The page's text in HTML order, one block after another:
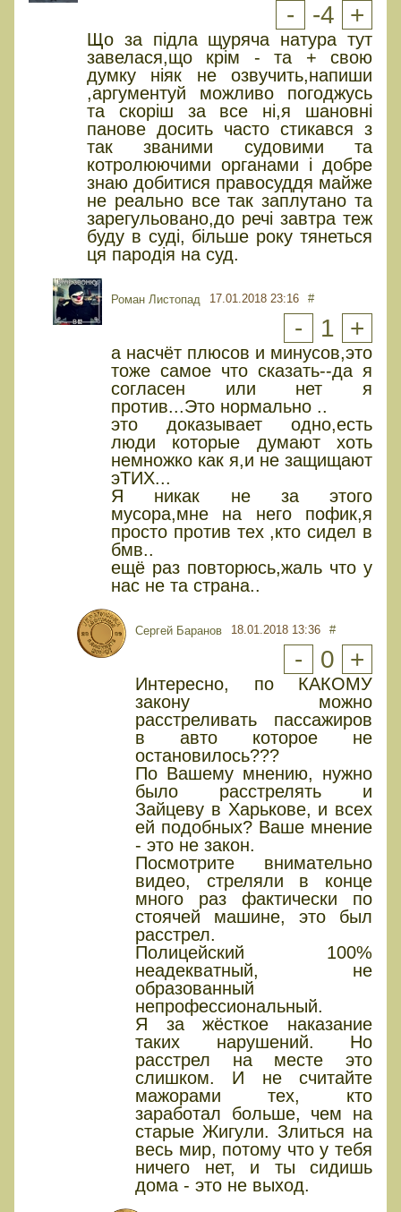
- -4 +
Що за підла щуряча натура тут
завелася,що крім - та + свою
думку ніяк не озвучить,напиши
,аргументуй можливо погоджусь
та скоріш за все ні,я шановні
панове досить часто стикався з
так званими судовими та
котролюючими органами і добре
знаю добитися правосуддя майже
не реально все так заплутано та
зарегульовано,до речі завтра теж
буду в суді, більше року тянеться
ця пародія на суд.
Роман Листопад 17.01.2018 23:16 #
- 1 +
а насчёт плюсов и минусов,это
тоже самое что сказать--да я
согласен или нет я
против...Это нормально ..
это доказывает одно,есть
люди которые думают хоть
немножко как я,и не защищают
эТИХ...
Я никак не за этого
мусора,мне на него пофик,я
просто против тех ,кто сидел в
бмв..
ещё раз повторюсь,жаль что у
нас не та страна..
Сергей Баранов 18.01.2018 13:36 #
- 0 +
Интересно, по КАКОМУ
закону можно
расстреливать пассажиров
в авто которое не
остановилось???
По Вашему мнению, нужно
было расстрелять и
Зайцеву в Харькове, и всех
ей подобных? Ваше мнение
- это не закон.
Посмотрите внимательно
видео, стреляли в конце
много раз фактически по
стоячей машине, это был
расстрел.
Полицейский 100%
неадекватный, не
образованный
непрофессиональный.
Я за жёсткое наказание
таких нарушений. Но
расстрел на месте это
слишком. И не считайте
мажорами тех, кто
заработал больше, чем на
старые Жигули. Злиться на
весь мир, потому что у тебя
ничего нет, и ты сидишь
дома - это не выход.